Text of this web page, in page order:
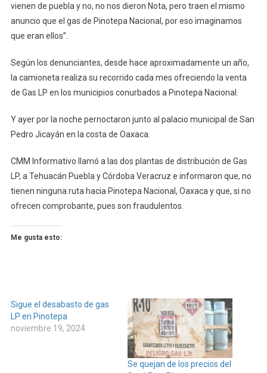
vienen de puebla y no, no nos dieron Nota, pero traen el mismo
anuncio que el gas de Pinotepa Nacional, por eso imaginamos
que eran ellos”.
Según los denunciantes, desde hace aproximadamente un año,
la camioneta realiza su recorrido cada mes ofreciendo la venta
de Gas LP en los municipios conurbados a Pinotepa Nacional.
Y ayer por la noche pernoctaron junto al palacio municipal de San
Pedro Jicayán en la costa de Oaxaca.
CMM Informativo llamó a las dos plantas de distribución de Gas
LP, a Tehuacán Puebla y Córdoba Veracruz e informaron que, no
tienen ninguna ruta hacia Pinotepa Nacional, Oaxaca y que, si no
ofrecen comprobante, pues son fraudulentos.
Me gusta esto:
Sigue el desabasto de gas
LP en Pinotepa
noviembre 19, 2024
Se quejan de los precios del